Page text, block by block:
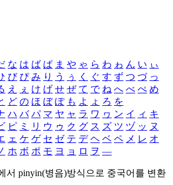
な は ば ぱ ま や ゃ ら わ ゎ ん い ぃ
び ぴ み り う ぅ く ぐ す ず つ づ っ
え ぇ け げ せ ぜ て で ね へ べ ぺ め
ど の ほ ぼ ぽ も よ ょ ろ を
ハ バ パ マ ヤ ャ ラ ワ ヮ ン イ ィ キ
ピ ミ リ ウ ゥ ク グ ス ズ ツ ヅ ッ ヌ
ェ ケ ゲ セ ゼ テ デ ヘ ベ ペ メ レ オ
ホ ボ ポ モ ヨ ョ ロ ヲ ―
서 pinyin(병음)방식으로 중국어를 변환